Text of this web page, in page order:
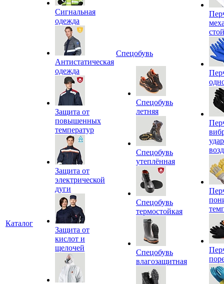
Каталог
Сигнальная
одежда
Антистатическая
одежда
Защита от
повышенных
температур
Защита от
электрической
дуги
Защита от
кислот и
щелочей
Спецобувь
Спецобувь
летняя
Спецобувь
утеплённая
Спецобувь
термостойкая
Спецобувь
влагозащитная